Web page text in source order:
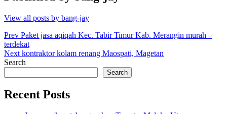
View all posts by bang-jay
Post
navigation
Prev Paket jasa aqiqah Kec. Tabir Timur Kab. Merangin murah –
terdekat
Next kontraktor kolam renang Maospati, Magetan
Search
Search
Recent Posts